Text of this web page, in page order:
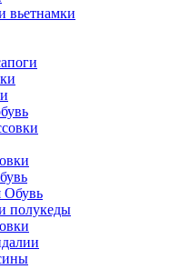
Обувь
полукеды